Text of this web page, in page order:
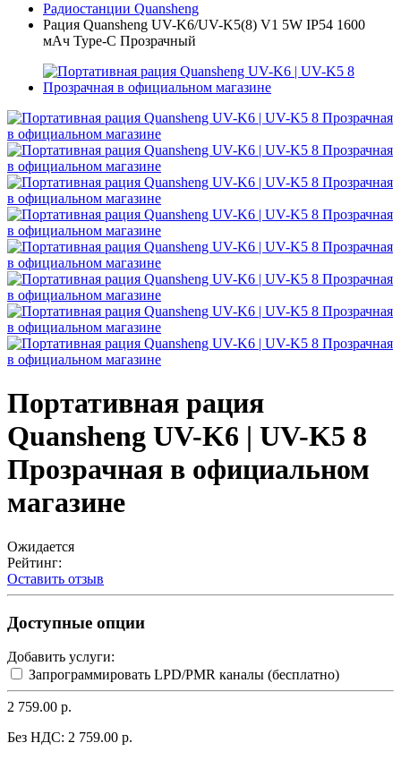
Радиостанции Quansheng
Рация Quansheng UV-K6/UV-K5(8) V1 5W IP54 1600
мАч Type-C Прозрачный
Портативная рация
Quansheng UV-K6 | UV-K5 8
Прозрачная в официальном
магазине
Ожидается
Рейтинг:
Оставить отзыв
Доступные опции
Добавить услуги:
Запрограммировать LPD/PMR каналы (бесплатно)
2 759.00 р.
Без НДС: 2 759.00 р.